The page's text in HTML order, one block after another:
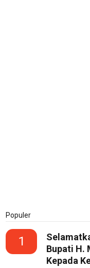
Populer
1
Bupati H.
Kepada